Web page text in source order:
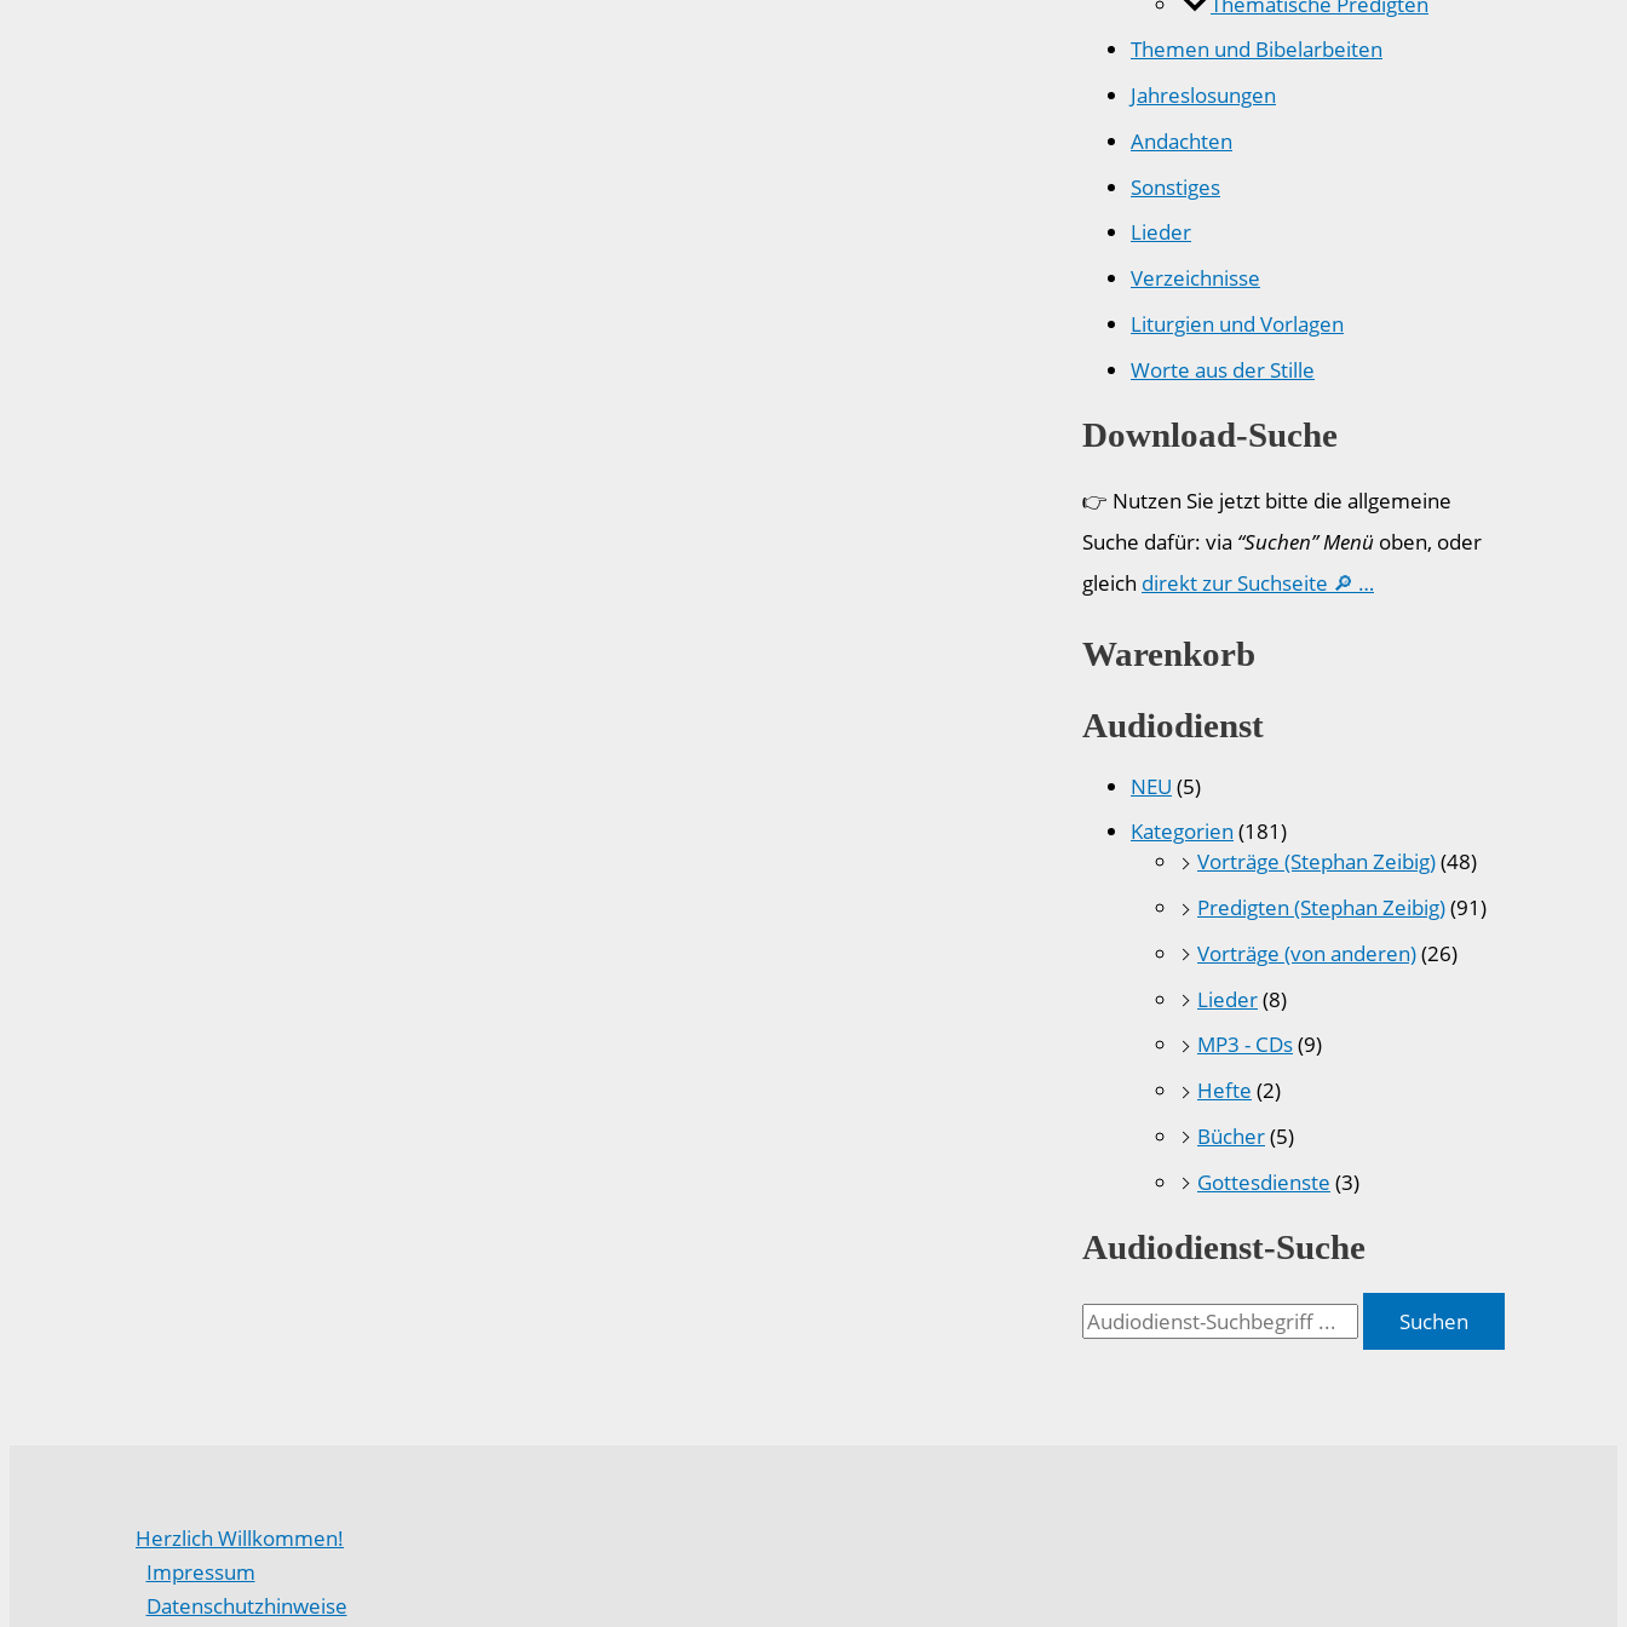
Themen und Bibelarbeiten
Jahreslosungen
Andachten
Sonstiges
Lieder
Verzeichnisse
Liturgien und Vorlagen
Worte aus der Stille
Download-Suche
👉 Nutzen Sie jetzt bitte die allgemeine
Suche dafür: via “Suchen” Menü oben, oder
gleich direkt zur Suchseite 🔎 …
Warenkorb
Audiodienst
NEU (5)
Kategorien (181)
Vorträge (Stephan Zeibig)(48)
Predigten (Stephan Zeibig)(91)
Vorträge (von anderen)(26)
Lieder(8)
MP3 - CDs(9)
Hefte (2)
Bücher(5)
Gottesdienste (3)
Audiodienst-Suche
Suchen
Herzlich Willkommen!
Impressum
Datenschutzhinweise